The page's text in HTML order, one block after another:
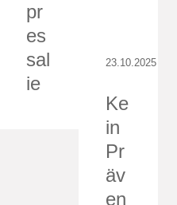
pr
es
sal
ie
23.10.2025
Ke
in
Pr
äv
en